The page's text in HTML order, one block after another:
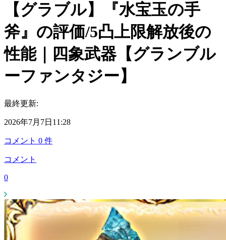
【グラブル】『水宝玉の手
斧』の評価/5凸上限解放後の
性能｜四象武器【グランブル
ーファンタジー】
最終更新:
2026年7月7日11:28
コメント 0 件
コメント
0